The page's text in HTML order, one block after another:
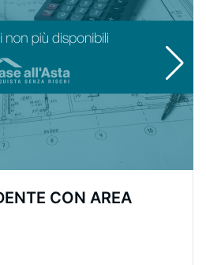
CON AREA